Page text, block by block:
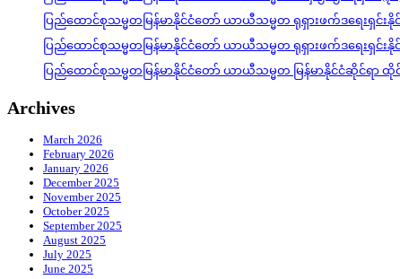
ပြည်ထောင်စုသမ္မတမြန်မာနိုင်ငံတော် ယာယီသမ္မတ ရုရှားဖက်ဒရေး
ပြည်ထောင်စုသမ္မတမြန်မာနိုင်ငံတော် ယာယီသမ္မတ ရုရှားဖက်ဒရေး
ပြည်ထောင်စုသမ္မတမြန်မာနိုင်ငံတော် ယာယီသမ္မတ မြန်မာနိုင်ငံဆိုင်ရ
Archives
March 2026
February 2026
January 2026
December 2025
November 2025
October 2025
September 2025
August 2025
July 2025
June 2025